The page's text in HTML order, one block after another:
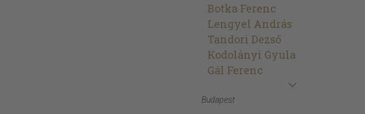
Botka Ferenc
Lengyel András
Tandori Dezső
Kodolányi Gyula
Gál Ferenc
Budapest